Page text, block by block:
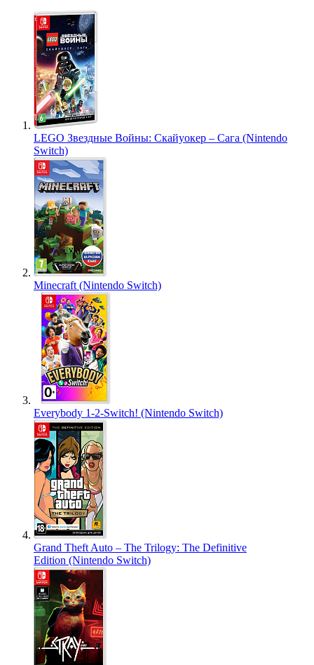
LEGO Звездные Войны: Скайуокер – Сага (Nintendo
Switch)
Minecraft (Nintendo Switch)
Everybody 1-2-Switch! (Nintendo Switch)
Grand Theft Auto – The Trilogy: The Definitive
Edition (Nintendo Switch)